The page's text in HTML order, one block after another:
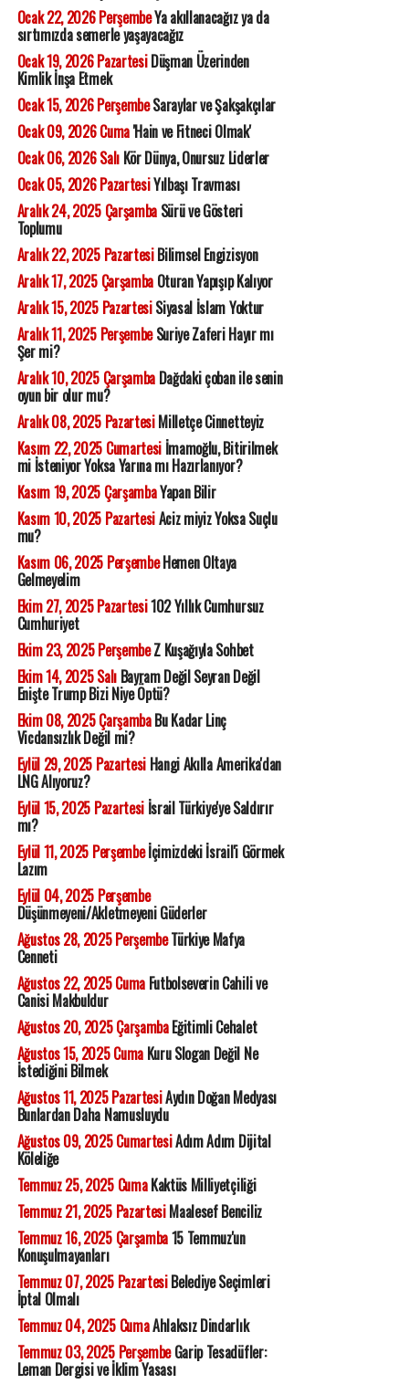
Ocak 22, 2026 PerşembeYa akıllanacağız ya da
sırtımızda semerle yaşayacağız
Ocak 19, 2026 PazartesiDüşman Üzerinden
Kimlik İnşa Etmek
Ocak 15, 2026 PerşembeSaraylar ve Şakşakçılar
Ocak 09, 2026 Cuma'Hain ve Fitneci Olmak'
Ocak 06, 2026 SalıKör Dünya, Onursuz Liderler
Ocak 05, 2026 PazartesiYılbaşı Travması
Aralık 24, 2025 ÇarşambaSürü ve Gösteri
Toplumu
Aralık 22, 2025 PazartesiBilimsel Engizisyon
Aralık 17, 2025 ÇarşambaOturan Yapışıp Kalıyor
Aralık 15, 2025 PazartesiSiyasal İslam Yoktur
Aralık 11, 2025 PerşembeSuriye Zaferi Hayır mı
Şer mi?
Aralık 10, 2025 ÇarşambaDağdaki çoban ile senin
oyun bir olur mu?
Aralık 08, 2025 PazartesiMilletçe Cinnetteyiz
Kasım 22, 2025 Cumartesiİmamoğlu, Bitirilmek
mi İsteniyor Yoksa Yarına mı Hazırlanıyor?
Kasım 19, 2025 ÇarşambaYapan Bilir
Kasım 10, 2025 PazartesiAciz miyiz Yoksa Suçlu
mu?
Kasım 06, 2025 PerşembeHemen Oltaya
Gelmeyelim
Ekim 27, 2025 Pazartesi102 Yıllık Cumhursuz
Cumhuriyet
Ekim 23, 2025 PerşembeZ Kuşağıyla Sohbet
Ekim 14, 2025 SalıBayram Değil Seyran Değil
Enişte Trump Bizi Niye Öptü?
Ekim 08, 2025 ÇarşambaBu Kadar Linç
Vicdansızlık Değil mi?
Eylül 29, 2025 PazartesiHangi Akılla Amerika'dan
LNG Alıyoruz?
Eylül 15, 2025 Pazartesiİsrail Türkiye'ye Saldırır
mı?
Eylül 11, 2025 Perşembeİçimizdeki İsrail'i Görmek
Lazım
Eylül 04, 2025 Perşembe
Düşünmeyeni/Akletmeyeni Güderler
Ağustos 28, 2025 PerşembeTürkiye Mafya
Cenneti
Ağustos 22, 2025 CumaFutbolseverin Cahili ve
Canisi Makbuldur
Ağustos 20, 2025 ÇarşambaEğitimli Cehalet
Ağustos 15, 2025 CumaKuru Slogan Değil Ne
İstediğini Bilmek
Ağustos 11, 2025 PazartesiAydın Doğan Medyası
Bunlardan Daha Namusluydu
Ağustos 09, 2025 CumartesiAdım Adım Dijital
Köleliğe
Temmuz 25, 2025 CumaKaktüs Milliyetçiliği
Temmuz 21, 2025 PazartesiMaalesef Benciliz
Temmuz 16, 2025 Çarşamba15 Temmuz'un
Konuşulmayanları
Temmuz 07, 2025 PazartesiBelediye Seçimleri
İptal Olmalı
Temmuz 04, 2025 CumaAhlaksız Dindarlık
Temmuz 03, 2025 PerşembeGarip Tesadüfler:
Leman Dergisi ve İklim Yasası